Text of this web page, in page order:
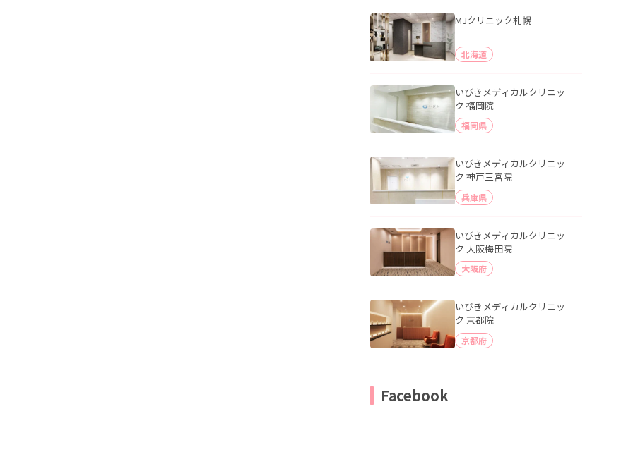
MJクリニック札幌
北海道
いびきメディカルクリニッ
ク 福岡院
福岡県
いびきメディカルクリニッ
ク 神戸三宮院
兵庫県
いびきメディカルクリニッ
ク 大阪梅田院
大阪府
いびきメディカルクリニッ
ク 京都院
京都府
Facebook